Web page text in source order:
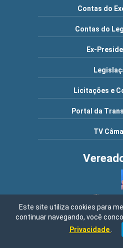
Contas do
Contas do
Ex-
Licitações e
Portal da
TV
Endereço: Rua Nossa Senhora de
São Paulo / Telefone: (11)
Este site utiliza cookies para
continuar navegando, você
Privacidade